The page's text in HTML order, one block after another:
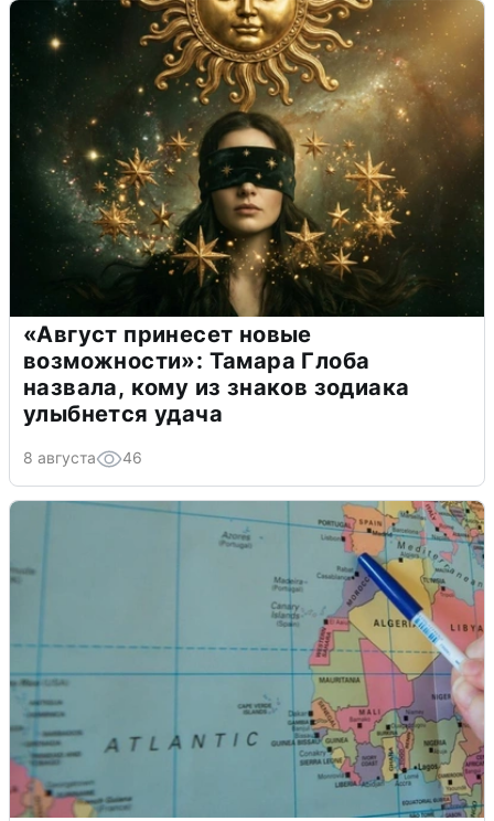
«Август принесет новые
возможности»: Тамара Глоба
назвала, кому из знаков зодиака
улыбнется удача
8 августа 46